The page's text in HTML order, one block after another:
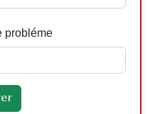
probléme